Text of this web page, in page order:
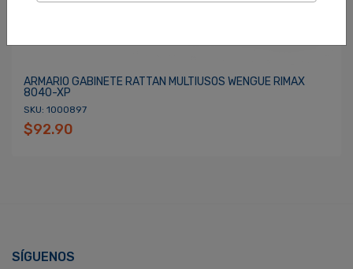
ARMARIO GABINETE RATTAN MULTIUSOS WENGUE RIMAX
8040-XP
SKU: 1000897
$92.90
SÍGUENOS